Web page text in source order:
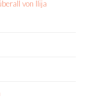
von Ilija